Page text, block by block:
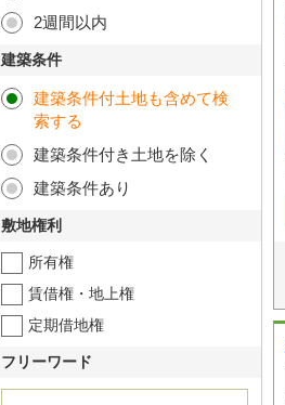
2週間以内
建築条件
建築条件付土地も含めて検
索する
建築条件付き土地を除く
建築条件あり
敷地権利
所有権
賃借権・地上権
定期借地権
フリーワード